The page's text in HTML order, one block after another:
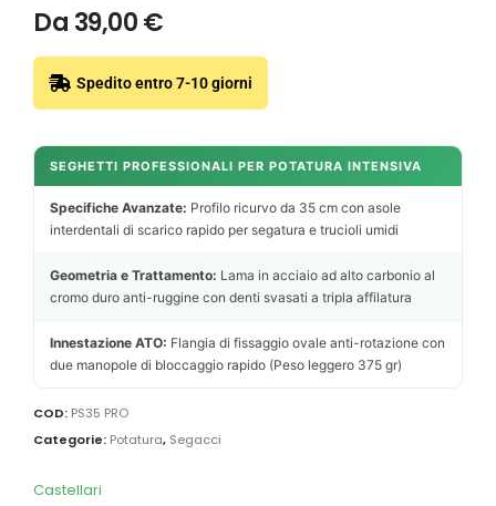
Da 39,00€
Spedito entro 7-10 giorni
SEGHETTI PROFESSIONALI PER POTATURA INTENSIVA
Specifiche Avanzate: Profilo ricurvo da 35 cm con asole
interdentali di scarico rapido per segatura e trucioli umidi
Geometria e Trattamento: Lama in acciaio ad alto carbonio al
cromo duro anti-ruggine con denti svasati a tripla affilatura
Innestazione ATO: Flangia di fissaggio ovale anti-rotazione con
due manopole di bloccaggio rapido (Peso leggero 375 gr)
COD: PS35 PRO
Categorie: Potatura, Segacci
Castellari